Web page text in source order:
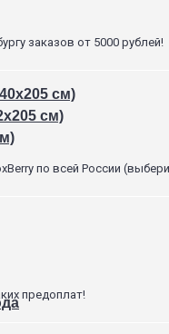
см)
см)
заказов от 5000 рублей!
по всей России
предоплат!